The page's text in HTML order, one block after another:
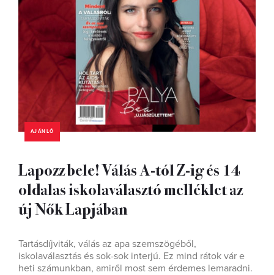
AJÁNLÓ
Lapozz bele! Válás A-tól Z-ig és 14
oldalas iskolaválasztó melléklet az
új Nők Lapjában
Tartásdíjviták, válás az apa szemszögéből,
iskolaválasztás és sok-sok interjú. Ez mind rátok vár e
heti számunkban, amiről most sem érdemes lemaradni.